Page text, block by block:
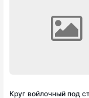
Круг войлочный под